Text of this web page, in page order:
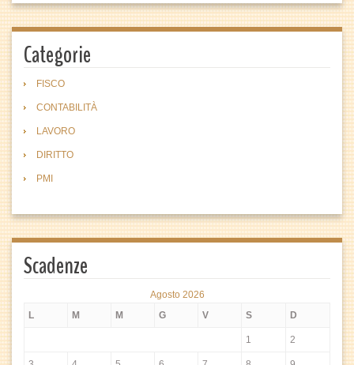
Categorie
FISCO
CONTABILITÀ
LAVORO
DIRITTO
PMI
Scadenze
Agosto 2026
L
M M G V S D
1 2